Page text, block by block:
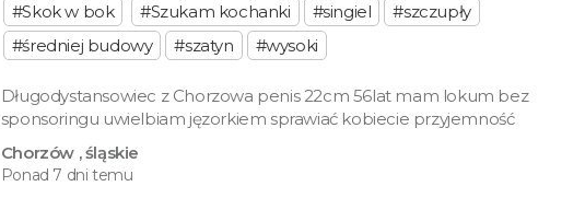
#Skok w bok #Szukam kochanki #singiel
#szczupły
#średniej budowy
#szatyn #wysoki
Długodystansowiec z Chorzowa penis 22cm 56lat mam lokum bez
sponsoringu uwielbiam jęzorkiem sprawiać kobiecie przyjemność
Chorzów , śląskie
Ponad 7 dni temu